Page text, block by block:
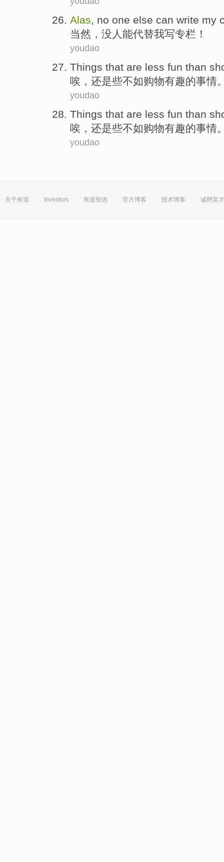
Alas, no one else can write my
当然 ， 没人 能代替我写专栏 ！
youdao
Things that are less fun than
唉 ，还是些不如购物有趣的事情
youdao
Things that are less fun than
唉 ，还是些不如购物有趣的事情
youdao
关于有道 Investors 有道智选 官方博客 技术博客 诚聘英才